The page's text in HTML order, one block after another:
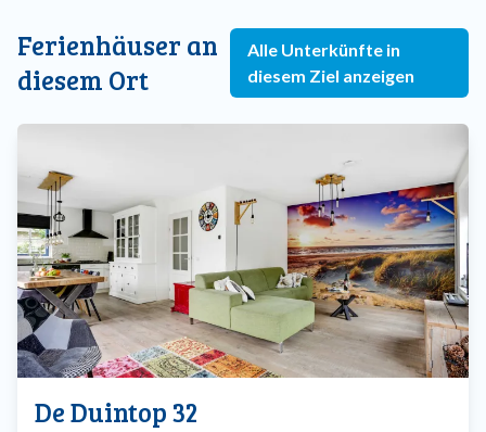
Ferienhäuser an
diesem Ort
Alle Unterkünfte in
diesem Ziel anzeigen
De Duintop 32